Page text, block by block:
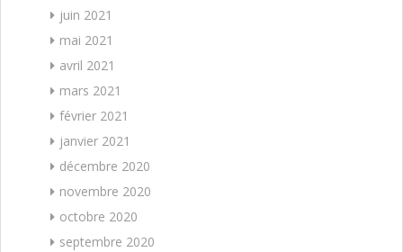
juin 2021
mai 2021
avril 2021
mars 2021
février 2021
janvier 2021
décembre 2020
novembre 2020
octobre 2020
septembre 2020